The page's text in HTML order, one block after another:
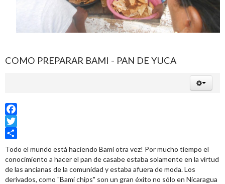
COMO PREPARAR BAMI - PAN DE YUCA
Facebook
Twitter
Share
Todo el mundo está haciendo Bami otra vez! Por mucho tiempo el
conocimiento a hacer el pan de casabe estaba solamente en la virtud
de las ancianas de la comunidad y estaba afuera de moda. Los
derivados, como "Bami chips" son un gran éxito no sólo en Nicaragua